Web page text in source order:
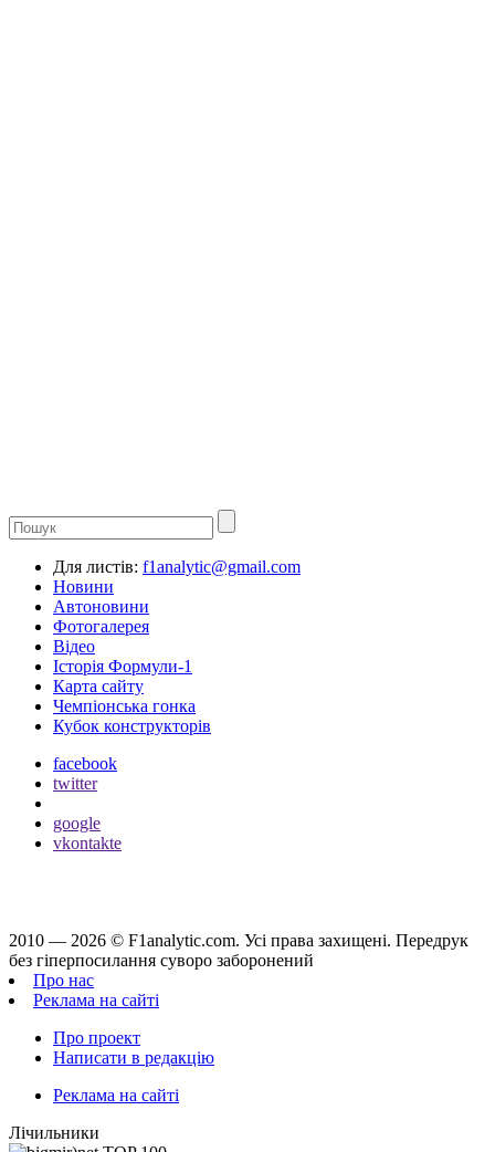
Для листів: f1analytic@gmail.com
Новини
Автоновини
Фотогалерея
Відео
Історія Формули-1
Карта сайту
Чемпіонська гонка
Кубок конструкторів
facebook
twitter
google
vkontakte
2010 — 2026 © F1analytic.com. Усi права захищенi. Передрук
без гіперпосилання суворо заборонений
Про нас
Реклама на сайті
Про проект
Написати в редакцію
Реклама на сайті
Лічильники